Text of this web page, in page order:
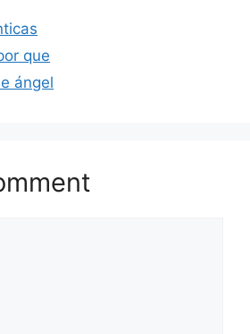
que
ángel